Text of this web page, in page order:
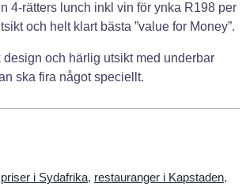
4-rätters lunch inkl vin för ynka R198 per
och helt klart bästa ”value for Money”.
design och härlig utsikt med underbar
ska fira något speciellt.
priser i Sydafrika, restauranger i Kapstaden